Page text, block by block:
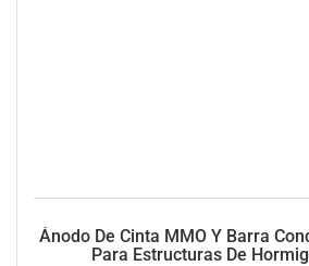
Ánodo De Cinta MMO Y Barra
Para Estructuras De